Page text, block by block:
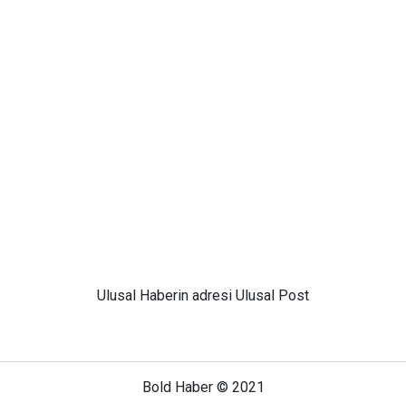
Ulusal Haberin adresi Ulusal Post
Bold Haber © 2021